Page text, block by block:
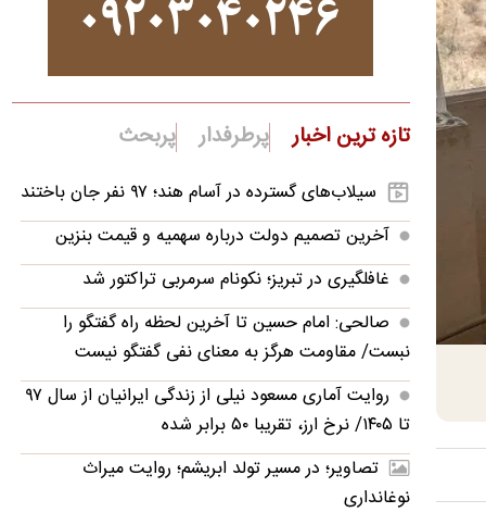
تازه ترین اخبار پرطرفدار پربحث
سیلاب‌های گسترده در آسام هند؛ ۹۷ نفر جان باختند
آخرین تصمیم دولت درباره سهمیه و قیمت بنزین
غافلگیری در تبریز؛ نکونام سرمربی تراکتور شد
صالحی: امام حسین تا آخرین لحظه راه گفتگو را
نبست/ مقاومت هرگز به معنای نفی گفتگو نیست
روایت آماری مسعود نیلی از زندگی ایرانیان از سال ۹۷
تا ۱۴۰۵/ نرخ ارز، تقریبا ۵۰ برابر شده
تصاویر؛ در مسیر تولد ابریشم؛ روایت میراث
نوغانداری